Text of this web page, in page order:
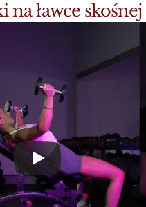
na ławce skośnej